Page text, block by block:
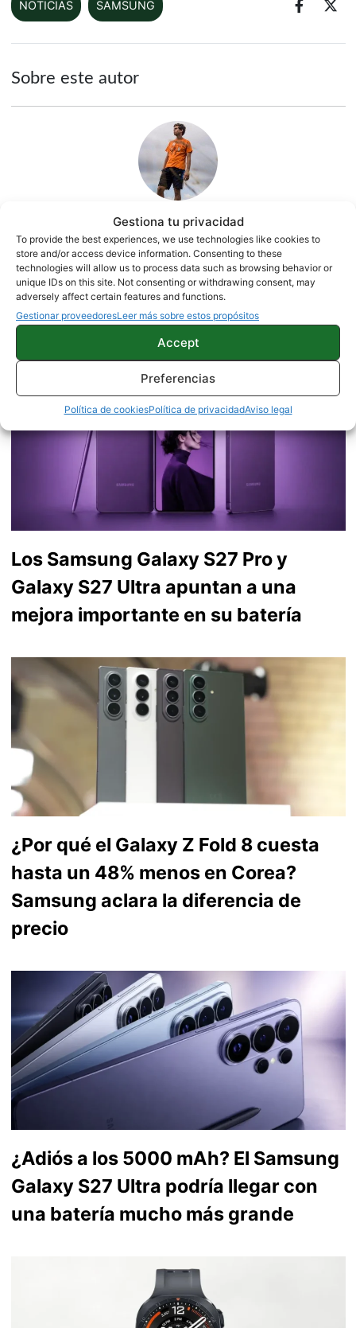
Gestiona tu privacidad
To provide the best experiences, we use technologies like cookies to
store and/or access device information. Consenting to these
technologies will allow us to process data such as browsing behavior or
unique IDs on this site. Not consenting or withdrawing consent, may
adversely affect certain features and functions.
Gestionar proveedoresLeer más sobre estos propósitos
Accept
Preferencias
Política de cookiesPolítica de privacidadAviso legal
NOTICIAS SAMSUNG
Sobre este autor
Juanjo Segura
2542 artículos publicados en ProAndroid desde 2020.
Redactor en Pro Android | Apasionado por el mundo
Android y por la natación. Siempre dispuesto a ayudar a
cualquiera con problemas y/o dudas sobre smartphones.
Me gusta cacharrear con cualquier aparato electrónico.
Los Samsung Galaxy S27 Pro y
Galaxy S27 Ultra apuntan a una
mejora importante en su batería
¿Por qué el Galaxy Z Fold 8 cuesta
hasta un 48% menos en Corea?
Samsung aclara la diferencia de
precio
¿Adiós a los 5000 mAh? El Samsung
Galaxy S27 Ultra podría llegar con
una batería mucho más grande